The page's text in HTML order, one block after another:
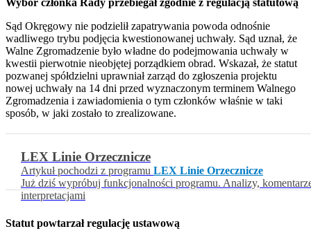
Wybór członka Rady przebiegał zgodnie z regulacją statutową
Sąd Okręgowy nie podzielił zapatrywania powoda odnośnie
wadliwego trybu podjęcia kwestionowanej uchwały. Sąd uznał, że
Walne Zgromadzenie było władne do podejmowania uchwały w
kwestii pierwotnie nieobjętej porządkiem obrad. Wskazał, że statut
pozwanej spółdzielni uprawniał zarząd do zgłoszenia projektu
nowej uchwały na 14 dni przed wyznaczonym terminem Walnego
Zgromadzenia i zawiadomienia o tym członków właśnie w taki
sposób, w jaki zostało to zrealizowane.
LEX Linie Orzecznicze
Artykuł pochodzi z programu LEX Linie Orzecznicze
Już dziś wypróbuj funkcjonalności programu. Analizy,
interpretacjami
Statut powtarzał regulację ustawową